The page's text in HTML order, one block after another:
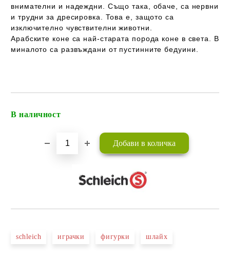
внимателни и надеждни. Също така, обаче, са нервни
и трудни за дресировка. Това е, защото са
изключително чувствителни животни.
Арабските коне са най-старата порода коне в света. В
миналото са развъждани от пустинните бедуини.
В наличност
schleich играчки фигурки шлайх